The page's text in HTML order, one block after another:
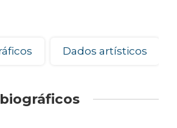
Dados artísticos